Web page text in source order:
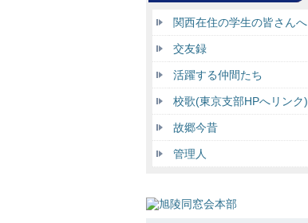
関西在住の学生の皆さんへ
交友録
活躍する仲間たち
校歌(東京支部HPへリンク)
故郷今昔
管理人